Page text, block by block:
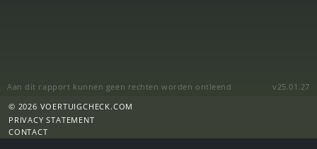
Aan dit rapport kunnen geen rechten worden ontleend
v25.01.27
© 2026 VOERTUIGCHECK.COM
PRIVACY STATEMENT
CONTACT